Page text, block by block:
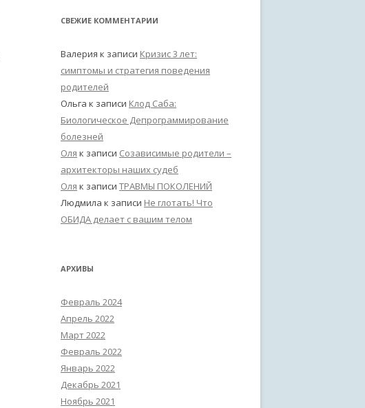
СВЕЖИЕ КОММЕНТАРИИ
Валерия к записи Кризис 3 лет:
симптомы и стратегия поведения
родителей
Ольга к записи Клод Саба:
Биологическое Депрограммирование
болезней
Оля к записи Созависимые родители –
архитекторы наших судеб
Оля к записи ТРАВМЫ ПОКОЛЕНИЙ
Людмила к записи Не глотать! Что
ОБИДА делает с вашим телом
АРХИВЫ
Февраль 2024
Апрель 2022
Март 2022
Февраль 2022
Январь 2022
Декабрь 2021
Ноябрь 2021